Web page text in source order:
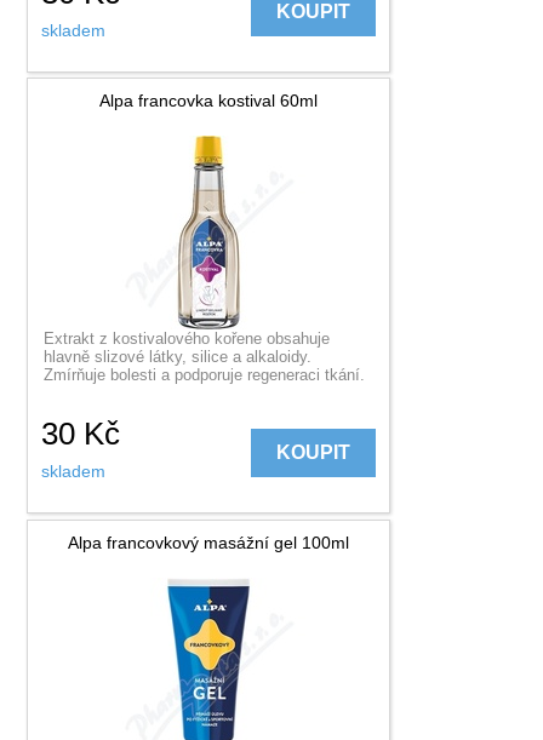
skladem
KOUPIT
Alpa francovka kostival 60ml
Extrakt z kostivalového kořene obsahuje
hlavně slizové látky, silice a alkaloidy.
Zmírňuje bolesti a podporuje regeneraci tkání.
30 Kč
skladem
KOUPIT
Alpa francovkový masážní gel 100ml